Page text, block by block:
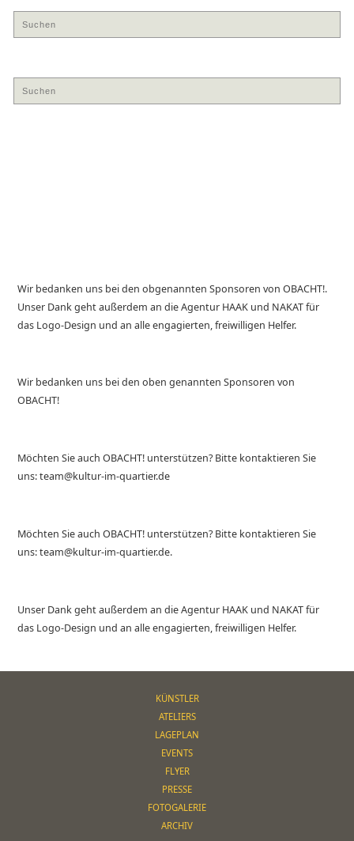
Wir bedanken uns bei den obgenannten Sponsoren von OBACHT!.
Unser Dank geht außerdem an die Agentur HAAK und NAKAT für
das Logo-Design und an alle engagierten, freiwilligen Helfer.
Wir bedanken uns bei den oben genannten Sponsoren von
OBACHT!
Möchten Sie auch OBACHT! unterstützen? Bitte kontaktieren Sie
uns: team@kultur-im-quartier.de
Möchten Sie auch OBACHT! unterstützen? Bitte kontaktieren Sie
uns: team@kultur-im-quartier.de.
Unser Dank geht außerdem an die Agentur HAAK und NAKAT für
das Logo-Design und an alle engagierten, freiwilligen Helfer.
KÜNSTLER
ATELIERS
LAGEPLAN
EVENTS
FLYER
PRESSE
FOTOGALERIE
ARCHIV